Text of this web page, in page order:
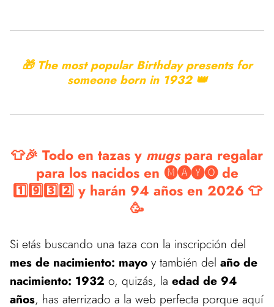
🎁 The most popular Birthday presents for
someone born in 1932 👑
👕🎉 Todo en tazas y mugspara regalar
para los nacidos en 🅜🅐🅨🅞 de
1️⃣9️⃣3️⃣2️⃣ y harán 94 años en 2026 👕
🥳
Si etás buscando una taza con la inscripción del
mes de nacimiento: mayo y también del año de
nacimiento: 1932 o, quizás, la edad de 94
años, has aterrizado a la web perfecta porque aquí